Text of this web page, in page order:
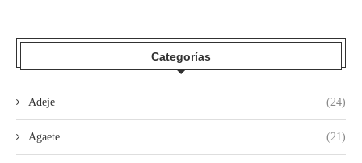
Categorías
Adeje (24)
Agaete (21)